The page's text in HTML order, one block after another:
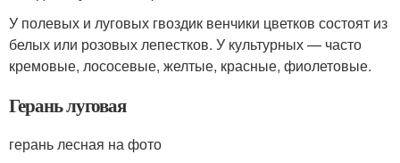
У полевых и луговых гвоздик венчики цветков состоят из
белых или розовых лепестков. У культурных — часто
кремовые, лососевые, желтые, красные, фиолетовые.
Герань луговая
герань лесная на фото